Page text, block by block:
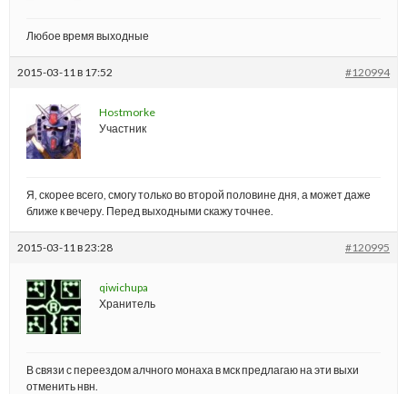
Любое время выходные
2015-03-11 в 17:52 #120994
Hostmorke
Участник
Я, скорее всего, смогу только во второй половине дня, а может даже
ближе к вечеру. Перед выходными скажу точнее.
2015-03-11 в 23:28 #120995
qiwichupa
Хранитель
В связи с переездом алчного монаха в мск предлагаю на эти выхи
отменить нвн.